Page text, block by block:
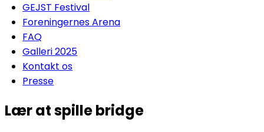
GEJST Festival
Foreningernes Arena
FAQ
Galleri 2025
Kontakt os
Presse
Lær at spille bridge